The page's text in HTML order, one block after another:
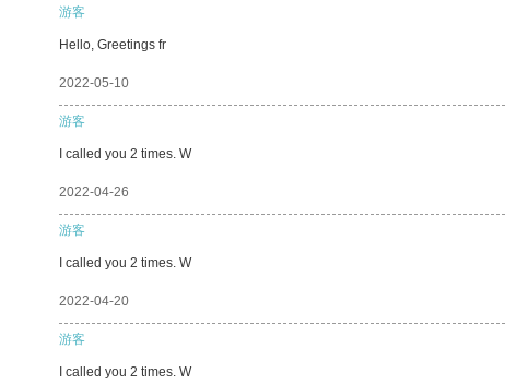
游客
Hello, Greetings fr
2022-05-10
游客
I called you 2 times. W
2022-04-26
游客
I called you 2 times. W
2022-04-20
游客
I called you 2 times. W